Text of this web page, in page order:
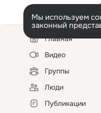
Мы используем
законный
Левая
колонкаГлавная
Видео
Группы
Люди
Публикации